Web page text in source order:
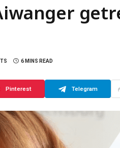
6 MINS READ
Pinterest Telegram